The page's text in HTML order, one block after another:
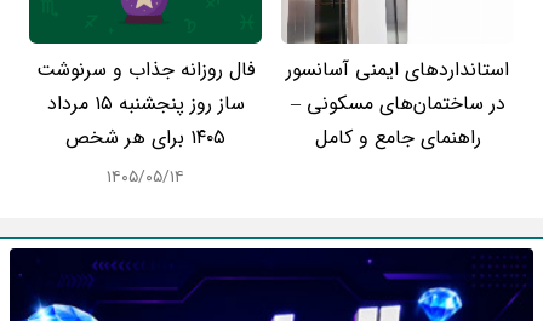
استانداردهای ایمنی آسانسور
در ساختمان‌های مسکونی –
راهنمای جامع و کامل
فال روزانه جذاب و سرنوشت
ساز روز پنجشنبه ۱۵ مرداد
۱۴۰۵ برای هر شخص
۱۴۰۵/۰۵/۱۴